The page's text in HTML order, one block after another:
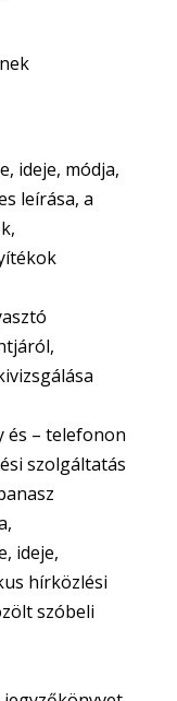
ideje, módja,
leírása, a
és – telefonon
szolgáltatás
ideje,
hírközlési
szóbeli